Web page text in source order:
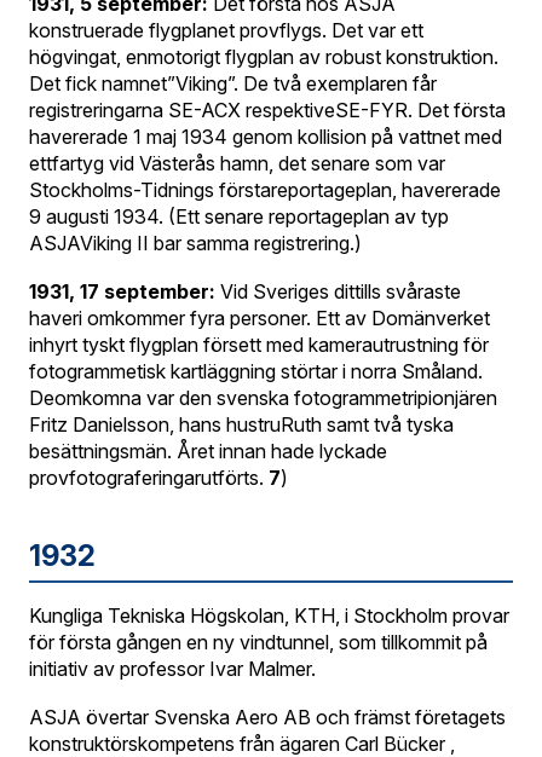
konstruerade flygplanet provflygs. Det var ett
högvingat, enmotorigt flygplan av robust konstruktion.
Det fick namnet”Viking”. De två exemplaren får
registreringarna SE-ACX respektiveSE-FYR. Det första
havererade 1 maj 1934 genom kollision på vattnet med
ettfartyg vid Västerås hamn, det senare som var
Stockholms-Tidnings förstareportageplan, havererade
9 augusti 1934. (Ett senare reportageplan av typ
ASJAViking II bar samma registrering.)
1931, 17 september: Vid Sveriges dittills svåraste
haveri omkommer fyra personer. Ett av Domänverket
inhyrt tyskt flygplan försett med kamerautrustning för
fotogrammetisk kartläggning störtar i norra Småland.
Deomkomna var den svenska fotogrammetripionjären
Fritz Danielsson, hans hustruRuth samt två tyska
besättningsmän. Året innan hade lyckade
provfotograferingarutförts. 7)
1932
Kungliga Tekniska Högskolan, KTH, i Stockholm provar
för första gången en ny vindtunnel, som tillkommit på
initiativ av professor Ivar Malmer.
ASJA övertar Svenska Aero AB och främst företagets
konstruktörskompetens från ägaren Carl Bücker ,